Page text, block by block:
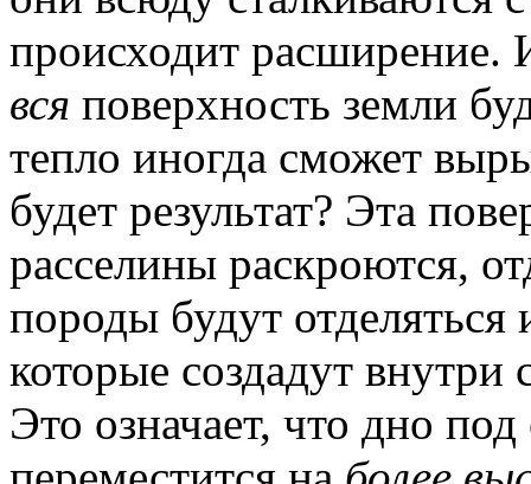
происходит расширение.
вся поверхность земли
тепло иногда сможет
будет результат? Эта
расселины раскроются,
породы будут отделяться
которые создадут внутри
Это означает, что дно